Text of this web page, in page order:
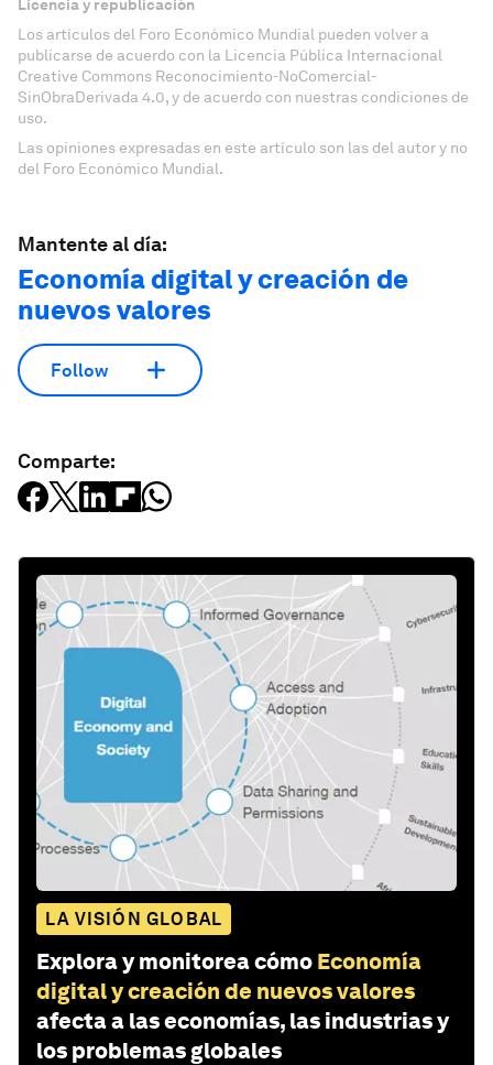
Licencia y republicación
Los artículos del Foro Económico Mundial pueden volver a
publicarse de acuerdo con la Licencia Pública Internacional
Creative Commons Reconocimiento-NoComercial-
SinObraDerivada 4.0, y de acuerdo con nuestras condiciones de
uso.
Las opiniones expresadas en este artículo son las del autor y no
del Foro Económico Mundial.
Mantente al día:
Economía digital y creación de
nuevos valores
Follow
Comparte:
LA VISIÓN GLOBAL
Explora y monitorea cómo Economía
digital y creación de nuevos valores
afecta a las economías, las industrias y
los problemas globales